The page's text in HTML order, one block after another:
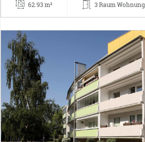
62.93 m² 3 Raum Wohnung